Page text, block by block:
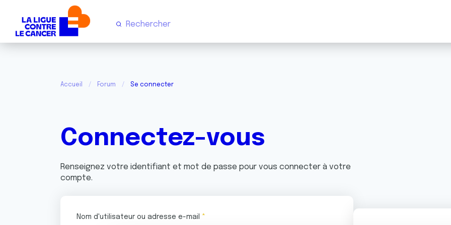
Accueil Forum Se connecter
Connectez-vous
Renseignez votre identifiant et mot de passe pour vous connecter à votre
compte.
Nom d'utilisateur ou adresse e-mail